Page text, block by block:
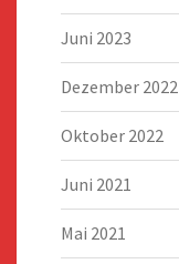
Juni 2023
Dezember 2022
Oktober 2022
Juni 2021
Mai 2021